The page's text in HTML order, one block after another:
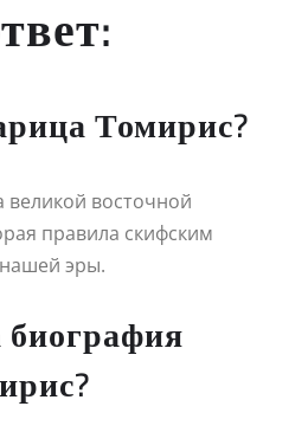
Томирис?
восточной
правила скифским
эры.